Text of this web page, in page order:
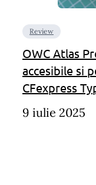
Review
OWC Atlas
accesibile si
CFexpress
9 iulie 2025